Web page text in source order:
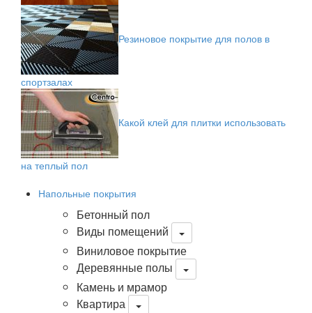
Резиновое покрытие для полов в
спортзалах
Какой клей для плитки использовать
на теплый пол
Напольные покрытия
Бетонный пол
Виды помещений
Виниловое покрытие
Деревянные полы
Камень и мрамор
Квартира